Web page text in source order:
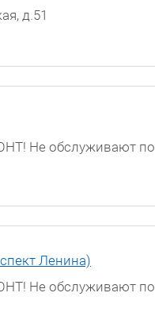
д.51
Не обслуживают по
Ленина)
Не обслуживают по